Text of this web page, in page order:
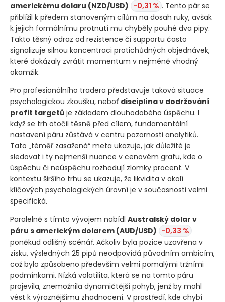
americkému dolaru (NZD/USD) -0,31 % . Tento pár se
přiblížil k předem stanoveným cílům na dosah ruky, avšak
k jejich formálnímu protnutí mu chyběly pouhé dva pipy.
Takto těsný odraz od rezistence či supportu často
signalizuje silnou koncentraci protichůdných objednávek,
které dokázaly zvrátit momentum v nejméně vhodný
okamžik.
Pro profesionálního tradera představuje taková situace
psychologickou zkoušku, neboť disciplína v dodržování
profit targetů je základem dlouhodobého úspěchu. I
když se trh otočil těsně před cílem, fundamentální
nastavení páru zůstává v centru pozornosti analytiků.
Tato „téměř zasažená“ meta ukazuje, jak důležité je
sledovat i ty nejmenší nuance v cenovém grafu, kde o
úspěchu či neúspěchu rozhodují zlomky procent. V
kontextu širšího trhu se ukazuje, že likvidita v okolí
klíčových psychologických úrovní je v současnosti velmi
specifická.
Paralelně s tímto vývojem nabídl Australský dolar v
páru s americkým dolarem (AUD/USD) -0,33 %
poněkud odlišný scénář. Ačkoliv byla pozice uzavřena v
zisku, výsledných 25 pipů neodpovídá původním ambicím,
což bylo způsobeno především velmi pomalými tržními
podmínkami. Nízká volatilita, která se na tomto páru
projevila, znemožnila dynamičtější pohyb, jenž by mohl
vést k výraznějšímu zhodnocení. V prostředí, kde chybí